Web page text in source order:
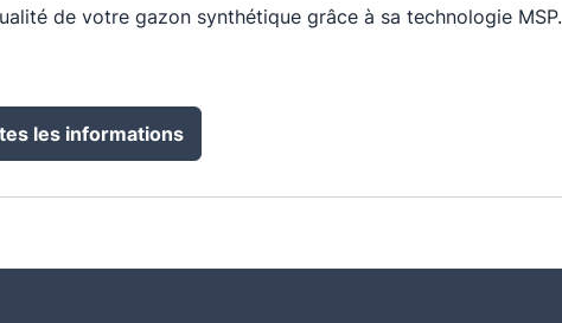
de votre gazon synthétique grâce à sa technologie MSP.
les informations